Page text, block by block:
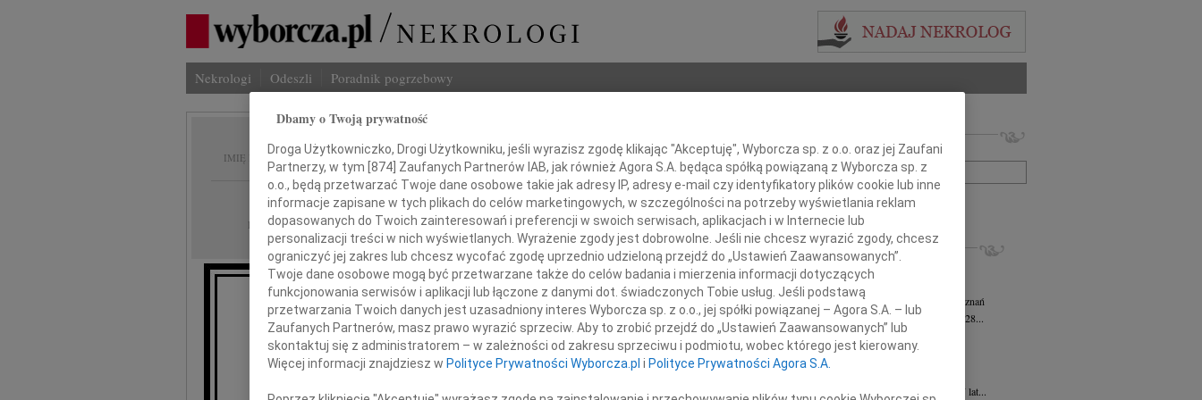
Nekrologi Odeszli Poradnik pogrzebowy
IMIĘ I NAZWISKO: Mirosława Kusiak
REGION: Poznań
DATA EMISJI: 11.09.2020
W dniu 8 września 2020 roku zmarła w wieku 96 lat
Imię i nazwisko lub numer ogłoszenia:
+ szukanie zaawansowane
INNE NEKROLOGI
Tadeusz Kotłowski 05.08.2026
Z ogromnym żalem i bólem w sercu...
Krystyna Kowandywiek: 93
Poznań
Z głębokim żalem zawiadamiamy, że w dniu 28...
Krystyna Janowicz
24.07.2026
"Pan jest Pasterzem moim, niczego mi nie...
Zbigniew Zygmunt
W dniu 9 lipca 2026 roku, zmarł w wieku 87 lat...
Dbamy o Twoją prywatność
Droga Użytkowniczko, Drogi Użytkowniku, jeśli wyrazisz zgodę klikając "Akceptuję", Wyborcza sp. z o.o. oraz jej Zaufani
Partnerzy, w tym [874] Zaufanych Partnerów IAB, jak również Agora S.A. będąca spółką powiązaną z Wyborcza sp. z
o.o., będą przetwarzać Twoje dane osobowe takie jak adresy IP, adresy e-mail czy identyfikatory plików cookie lub inne
informacje zapisane w tych plikach do celów marketingowych, w szczególności na potrzeby wyświetlania reklam
dopasowanych do Twoich zainteresowań i preferencji w swoich serwisach, aplikacjach i w Internecie lub
personalizacji treści w nich wyświetlanych. Wyrażenie zgody jest dobrowolne. Jeśli nie chcesz wyrazić zgody, chcesz
ograniczyć jej zakres lub chcesz wycofać zgodę uprzednio udzieloną przejdź do „Ustawień Zaawansowanych”.
Twoje dane osobowe mogą być przetwarzane także do celów badania i mierzenia informacji dotyczących
funkcjonowania serwisów i aplikacji lub łączone z danymi dot. świadczonych Tobie usług. Jeśli podstawą
przetwarzania Twoich danych jest uzasadniony interes Wyborcza sp. z o.o., jej spółki powiązanej – Agora S.A. – lub
Zaufanych Partnerów, masz prawo wyrazić sprzeciw. Aby to zrobić przejdź do „Ustawień Zaawansowanych” lub
skontaktuj się z administratorem – w zależności od zakresu sprzeciwu i podmiotu, wobec którego jest kierowany.
Więcej informacji znajdziesz w Polityce Prywatności Wyborcza.pl i Polityce Prywatności Agora S.A.